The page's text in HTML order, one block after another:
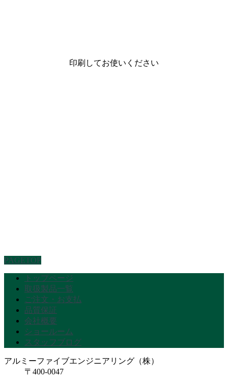
印刷してお使いください
PAGETOP
トップページ
取扱製品一覧
ご注文・お支払
品質保証
会社概要
ショールーム
スタッフブログ
アルミーファイブエンジニアリング（株）
〒400-0047